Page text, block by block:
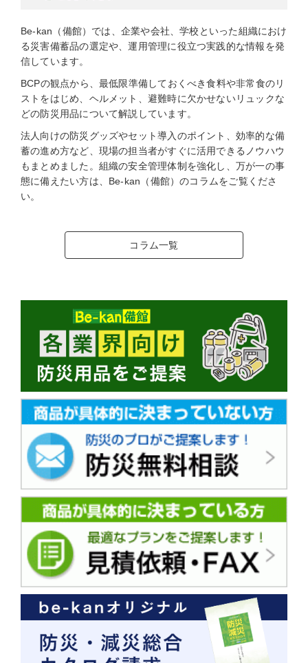
Be-kan（備館）では、企業や会社、学校といった組織におけ
る災害備蓄品の選定や、運用管理に役立つ実践的な情報を発
信しています。
BCPの観点から、最低限準備しておくべき食料や非常食のリ
ストをはじめ、ヘルメット、避難時に欠かせないリュックな
どの防災用品について解説しています。
法人向けの防災グッズやセット導入のポイント、効率的な備
蓄の進め方など、現場の担当者がすぐに活用できるノウハウ
もまとめました。組織の安全管理体制を強化し、万が一の事
態に備えたい方は、Be-kan（備館）のコラムをご覧くださ
い。
コラム一覧